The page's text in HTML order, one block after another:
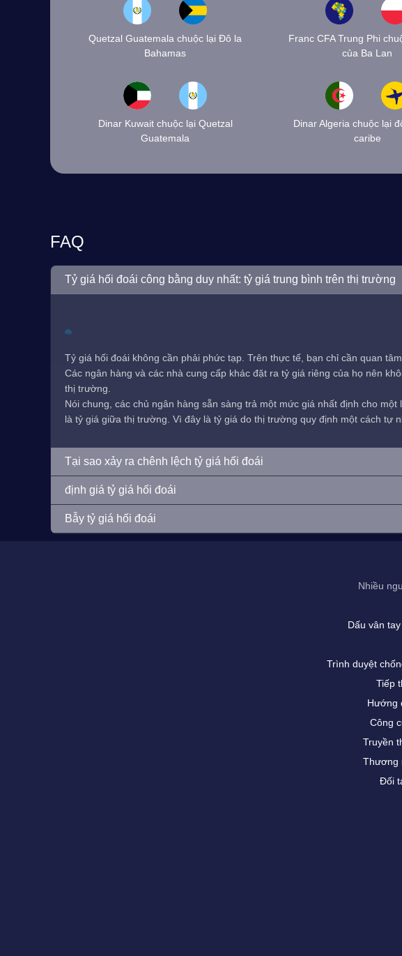
Quetzal Guatemala chuộc lại Đô la
Bahamas
Franc CFA Trung Phi
của Ba Lan
Dinar Kuwait chuộc lại Quetzal
Guatemala
Dinar Algeria chuộc lại
caribe
FAQ
Tỷ giá hối đoái công bằng duy nhất: tỷ giá trung bình trên thị trường
Tỷ giá hối đoái không cần phải phức tạp. Trên thực tế, bạn chỉ cần quan
Các ngân hàng và các nhà cung cấp khác đặt ra tỷ giá riêng của họ nên
thị trường.
Nói chung, các chủ ngân hàng sẵn sàng trả một mức giá nhất định cho
là tỷ giá giữa thị trường. Vì đây là tỷ giá do thị trường quy định một cách tự
Tại sao xảy ra chênh lệch tỷ giá hối đoái
định giá tỷ giá hối đoái
Bẫy tỷ giá hối đoái
Nhiều
Dấu vân
Trình duyệt
Tiếp
Hướng
Công
Truyền
Thương
Đối